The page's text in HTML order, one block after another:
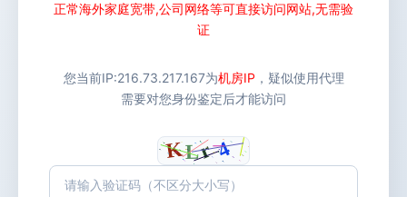
正常海外家庭宽带,公司网络等可直接访问网站,无需验
证
您当前IP:216.73.217.167为机房IP ，疑似使用代理
需要对您身份鉴定后才能访问